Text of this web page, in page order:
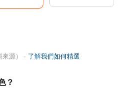
源） · 了解我們如何精選
？